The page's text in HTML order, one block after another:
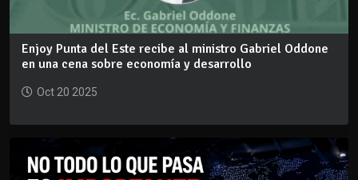
Enjoy Punta del Este recibe al ministro Gabriel Oddone
en una cena sobre economía y desarrollo
Oct 20 2025